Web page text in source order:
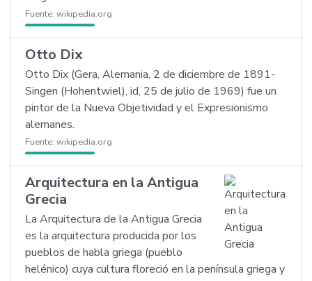
Fuente: wikipedia.org
Otto Dix
Otto Dix (Gera, Alemania, 2 de diciembre de 1891-
Singen (Hohentwiel), id, 25 de julio de 1969) fue un
pintor de la Nueva Objetividad y el Expresionismo
alemanes.
Fuente: wikipedia.org
Arquitectura en la Antigua
Grecia
La Arquitectura de la Antigua Grecia
es la arquitectura producida por los
pueblos de habla griega (pueblo
helénico) cuya cultura floreció en la península griega y